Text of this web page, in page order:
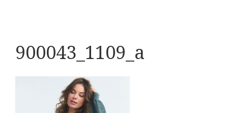
900043_1109_a